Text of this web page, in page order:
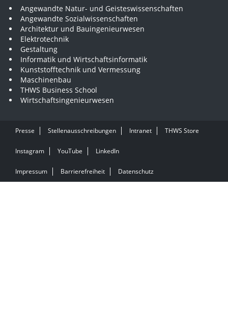
Angewandte Natur- und Geisteswissenschaften
Angewandte Sozialwissenschaften
Architektur und Bauingenieurwesen
Elektrotechnik
Gestaltung
Informatik und Wirtschaftsinformatik
Kunststofftechnik und Vermessung
Maschinenbau
THWS Business School
Wirtschaftsingenieurwesen
Presse Stellenausschreibungen Intranet THWS Store
Instagram YouTube LinkedIn
Impressum Barrierefreiheit Datenschutz